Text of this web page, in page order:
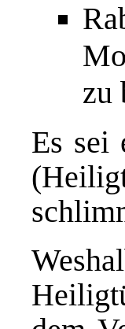
zu
Es sei